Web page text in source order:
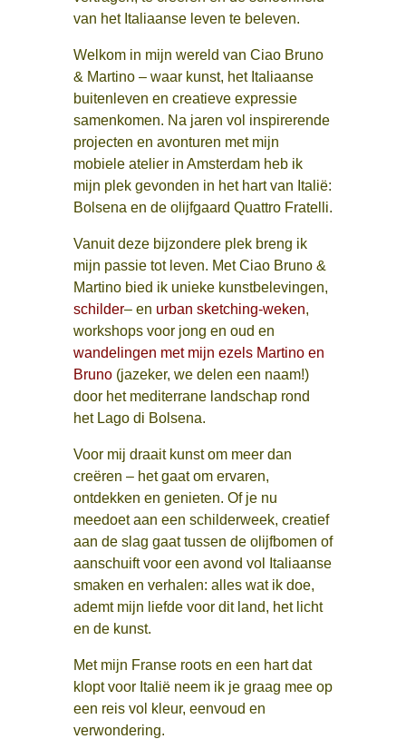
van het Italiaanse leven te beleven.
Welkom in mijn wereld van Ciao Bruno
& Martino – waar kunst, het Italiaanse
buitenleven en creatieve expressie
samenkomen. Na jaren vol inspirerende
projecten en avonturen met mijn
mobiele atelier in Amsterdam heb ik
mijn plek gevonden in het hart van Italië:
Bolsena en de olijfgaard Quattro Fratelli.
Vanuit deze bijzondere plek breng ik
mijn passie tot leven. Met Ciao Bruno &
Martino bied ik unieke kunstbelevingen,
schilder– en urban sketching-weken,
workshops voor jong en oud en
wandelingen met mijn ezels Martino en
Bruno(jazeker, we delen een naam!)
door het mediterrane landschap rond
het Lago di Bolsena.
Voor mij draait kunst om meer dan
creëren – het gaat om ervaren,
ontdekken en genieten. Of je nu
meedoet aan een schilderweek, creatief
aan de slag gaat tussen de olijfbomen of
aanschuift voor een avond vol Italiaanse
smaken en verhalen: alles wat ik doe,
ademt mijn liefde voor dit land, het licht
en de kunst.
Met mijn Franse roots en een hart dat
klopt voor Italië neem ik je graag mee op
een reis vol kleur, eenvoud en
verwondering.